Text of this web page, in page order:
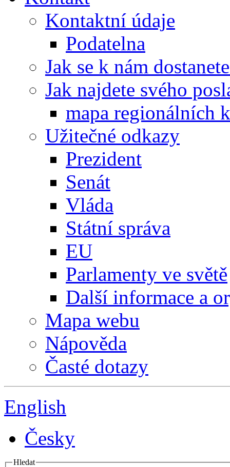
Kontaktní údaje
Podatelna
Jak se k nám
Jak najdete svého
mapa regionálních
Užitečné odkazy
Prezident
Senát
Vláda
Státní správa
EU
Parlamenty ve světě
Další informace a
Mapa webu
Nápověda
Časté dotazy
English
Česky
Hledat